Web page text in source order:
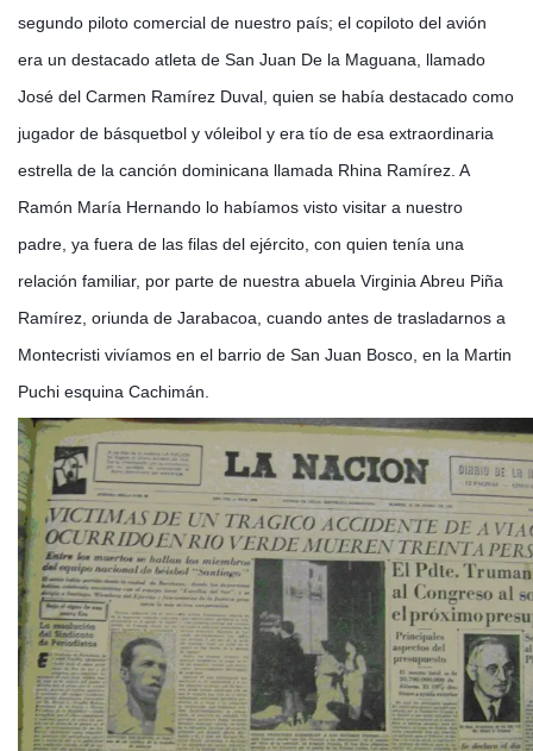
segundo piloto comercial de nuestro país; el copiloto del avión
era un destacado atleta de San Juan De la Maguana, llamado
José del Carmen Ramírez Duval, quien se había destacado como
jugador de básquetbol y vóleibol y era tío de esa extraordinaria
estrella de la canción dominicana llamada Rhina Ramírez. A
Ramón María Hernando lo habíamos visto visitar a nuestro
padre, ya fuera de las filas del ejército, con quien tenía una
relación familiar, por parte de nuestra abuela Virginia Abreu Piña
Ramírez, oriunda de Jarabacoa, cuando antes de trasladarnos a
Montecristi vivíamos en el barrio de San Juan Bosco, en la Martin
Puchi esquina Cachimán.